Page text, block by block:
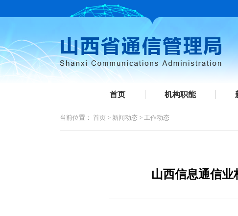
首页 机构职能
当前位置： 首页 > 新闻动态 > 工作动态
山西信息通信业